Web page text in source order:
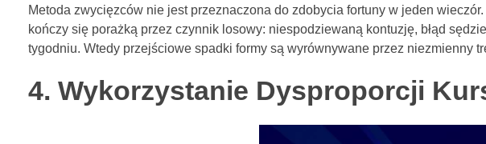
Metoda zwycięzców nie jest przeznaczona do zdobycia fortuny w jeden
kończy się porażką przez czynnik losowy: niespodziewaną kontuzję, błąd
tygodniu. Wtedy przejściowe spadki formy są wyrównywane przez niezmienny
4. Wykorzystanie Dysproporcji